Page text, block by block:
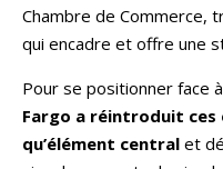
Chambre de Commerce,
qui encadre et offre une
Pour se positionner face
Fargo a réintroduit
qu’élément central et